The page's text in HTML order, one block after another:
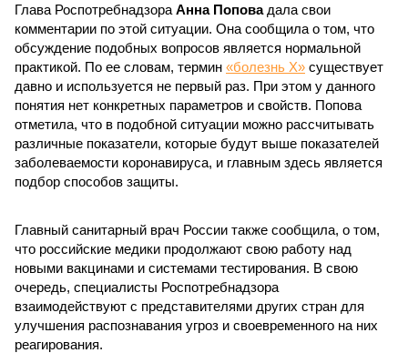
Глава Роспотребнадзора Анна Попова дала свои
комментарии по этой ситуации. Она сообщила о том, что
обсуждение подобных вопросов является нормальной
практикой. По ее словам, термин «болезнь X» существует
давно и используется не первый раз. При этом у данного
понятия нет конкретных параметров и свойств. Попова
отметила, что в подобной ситуации можно рассчитывать
различные показатели, которые будут выше показателей
заболеваемости коронавируса, и главным здесь является
подбор способов защиты.
Главный санитарный врач России также сообщила, о том,
что российские медики продолжают свою работу над
новыми вакцинами и системами тестирования. В свою
очередь, специалисты Роспотребнадзора
взаимодействуют с представителями других стран для
улучшения распознавания угроз и своевременного на них
реагирования.